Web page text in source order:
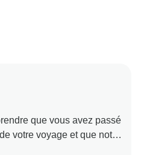
que vous avez passé
votre voyage et que notre
impact important sur votre